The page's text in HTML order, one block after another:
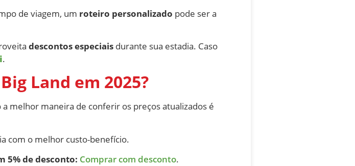
de viagem, um roteiro personalizado pode ser a
descontos especiais durante sua estadia. Caso
.
Land em 2025?
melhor maneira de conferir os preços atualizados é
com o melhor custo-benefício.
5% de desconto: Comprar com desconto.